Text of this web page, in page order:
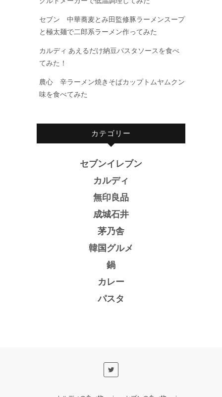
セブン 中華蕎麦とみ田監修豚ラーメンスープ
と極太麺で二郎系ラーメン作ってみた
カルディ あえるだけ納豆パスタソースを食べ
てみた！
農心 辛ラーメン焼きそばカップトムヤムクン
味を食べてみた
カテゴリー
セブンイレブン
カルディ
無印良品
成城石井
茅乃舎
韓国グルメ
鍋
カレー
パスタ